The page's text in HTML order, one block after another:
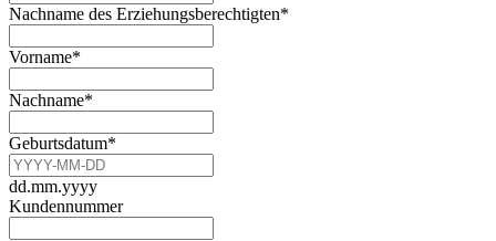
Nachname des Erziehungsberechtigten*
Vorname*
Nachname*
Geburtsdatum*
dd.mm.yyyy
Kundennummer